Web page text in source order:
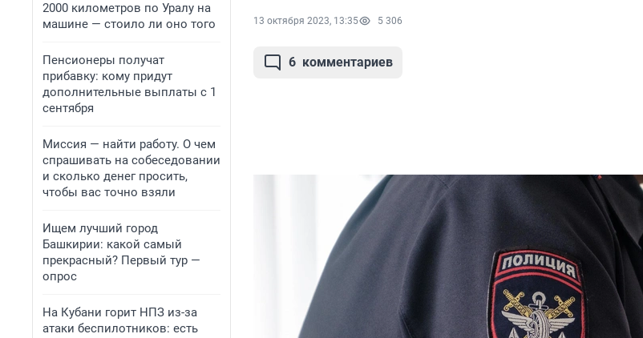
2000 километров по Уралу на
машине — стоило ли оно того
Пенсионеры получат
прибавку: кому придут
дополнительные выплаты с 1
сентября
Миссия — найти работу. О чем
спрашивать на собеседовании
и сколько денег просить,
чтобы вас точно взяли
Ищем лучший город
Башкирии: какой самый
прекрасный? Первый тур —
опрос
На Кубани горит НПЗ из-за
атаки беспилотников: есть
13 октября 2023, 13:35 5 306
6 комментариев